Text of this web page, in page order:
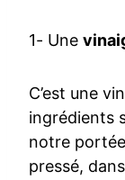
1- Une
C’est une
ingrédients
notre
pressé,